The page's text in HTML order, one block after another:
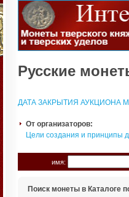
Русские
ДАТА ЗАКРЫТИЯ АУКЦИОНА
От организаторов:
Цели создания и принципы
имя:
Поиск монеты в Каталоге